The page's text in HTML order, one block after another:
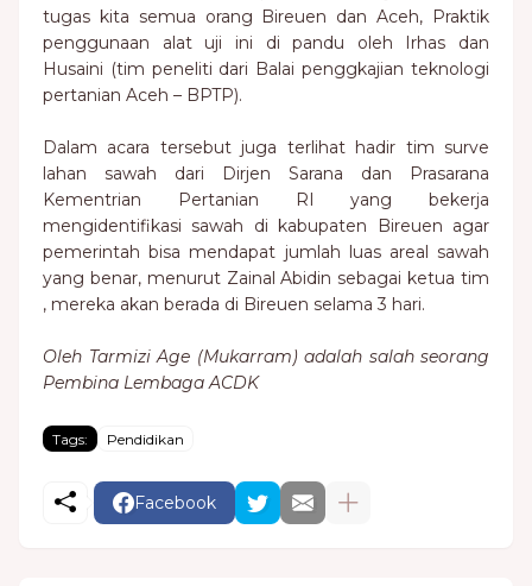
tugas kita semua orang Bireuen dan Aceh, Praktik
penggunaan alat uji ini di pandu oleh Irhas dan
Husaini (tim peneliti dari Balai penggkajian teknologi
pertanian Aceh – BPTP).
Dalam acara tersebut juga terlihat hadir tim surve
lahan sawah dari Dirjen Sarana dan Prasarana
Kementrian Pertanian RI yang bekerja
mengidentifikasi sawah di kabupaten Bireuen agar
pemerintah bisa mendapat jumlah luas areal sawah
yang benar, menurut Zainal Abidin sebagai ketua tim
, mereka akan berada di Bireuen selama 3 hari.
Oleh Tarmizi Age (Mukarram) adalah salah seorang
Pembina Lembaga ACDK
Tags: Pendidikan
Facebook